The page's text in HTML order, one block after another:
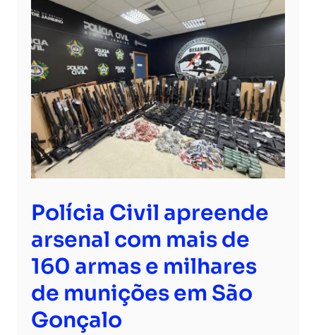
Polícia Civil apreende
arsenal com mais de
160 armas e milhares
de munições em São
Gonçalo